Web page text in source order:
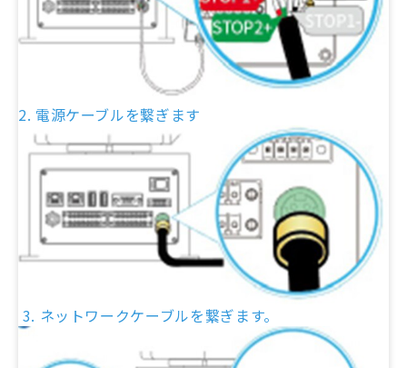
2. 電源ケーブルを繋ぎます
3. ネットワークケーブルを繋ぎます。